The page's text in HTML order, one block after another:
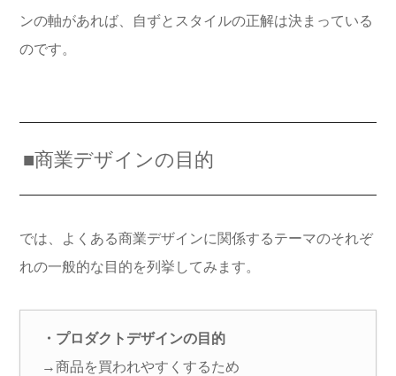
ンの軸があれば、自ずとスタイルの正解は決まっている
のです。
■商業デザインの目的
では、よくある商業デザインに関係するテーマのそれぞ
れの一般的な目的を列挙してみます。
・プロダクトデザインの目的
→商品を買われやすくするため